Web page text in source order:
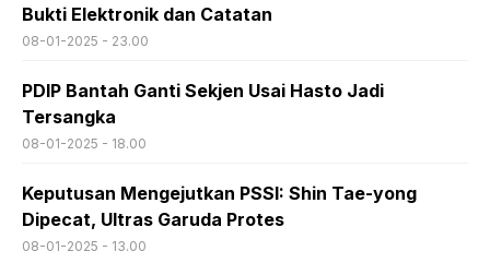
Bukti Elektronik dan Catatan
08-01-2025 - 23.00
PDIP Bantah Ganti Sekjen Usai Hasto Jadi
Tersangka
08-01-2025 - 18.00
Keputusan Mengejutkan PSSI: Shin Tae-yong
Dipecat, Ultras Garuda Protes
08-01-2025 - 13.00